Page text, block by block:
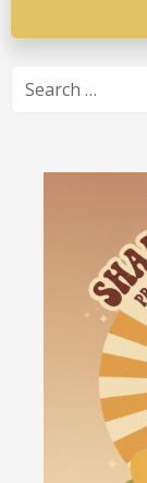
Search